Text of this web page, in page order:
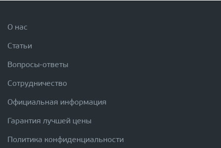
О нас
Статьи
Вопросы-ответы
Сотрудничество
Официальная информация
Гарантия лучшей цены
Политика конфиденциальности